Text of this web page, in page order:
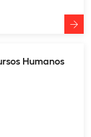
Humanos